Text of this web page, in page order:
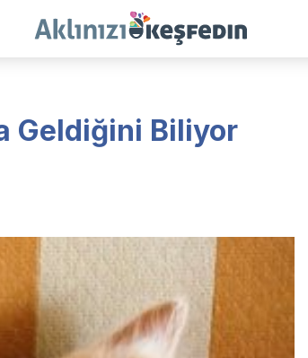
Geldiğini Biliyor